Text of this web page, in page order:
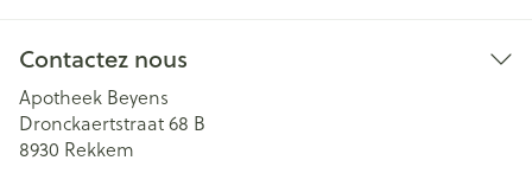
Contactez nous
Apotheek Beyens
Dronckaertstraat 68 B
8930 Rekkem